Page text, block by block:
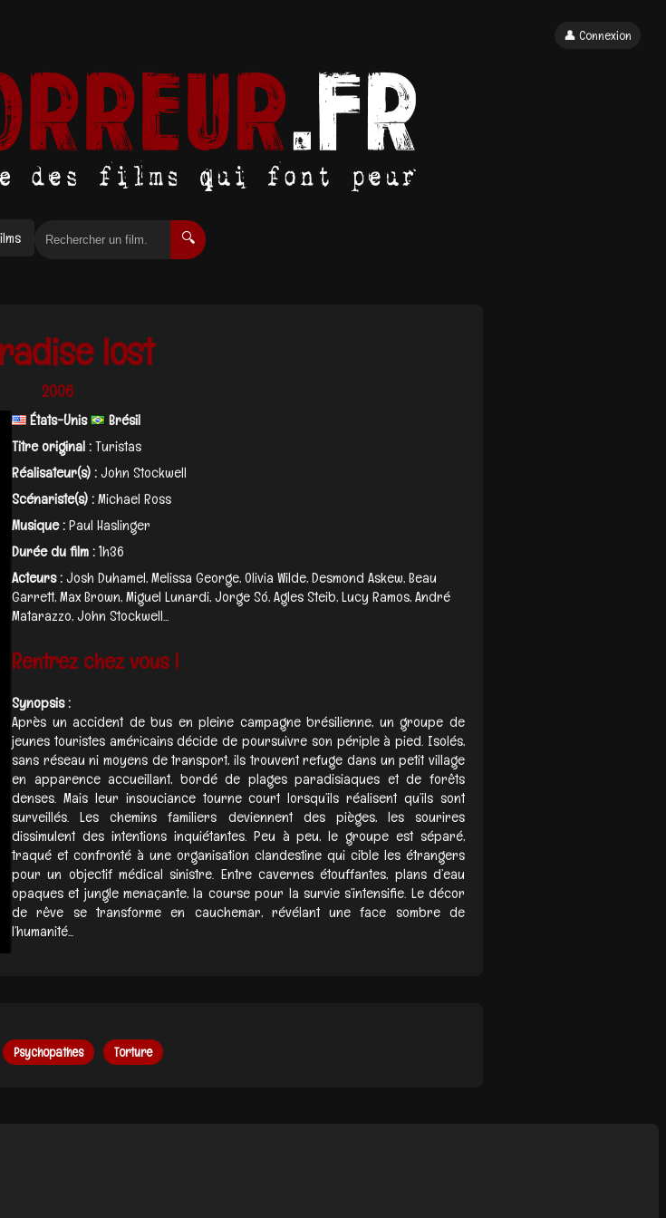
🔍
👤 Connexion
lost
2006
États-Unis
Brésil
Titre original :Turistas
Réalisateur(s) :John Stockwell
Scénariste(s) :Michael Ross
Musique :Paul Haslinger
Durée du film :1h36
Acteurs :Josh Duhamel, Melissa George, Olivia Wilde, Desmond Askew, Beau
Garrett, Max Brown, Miguel Lunardi, Jorge Só, Agles Steib, Lucy Ramos, André
Matarazzo, John Stockwell...
Rentrez chez vous !
Synopsis :
Après un accident de bus en pleine campagne brésilienne, un groupe de
jeunes touristes américains décide de poursuivre son périple à pied. Isolés,
sans réseau ni moyens de transport, ils trouvent refuge dans un petit village
en apparence accueillant, bordé de plages paradisiaques et de forêts
denses. Mais leur insouciance tourne court lorsqu’ils réalisent qu’ils sont
surveillés. Les chemins familiers deviennent des pièges, les sourires
dissimulent des intentions inquiétantes. Peu à peu, le groupe est séparé,
traqué et confronté à une organisation clandestine qui cible les étrangers
pour un objectif médical sinistre. Entre cavernes étouffantes, plans d’eau
opaques et jungle menaçante, la course pour la survie s’intensifie. Le décor
de rêve se transforme en cauchemar, révélant une face sombre de
l’humanité...
Psychopathes Torture